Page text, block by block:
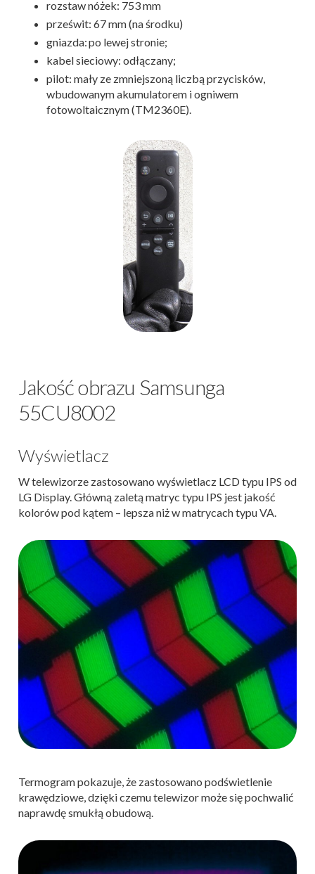
rozstaw nóżek: 753 mm
prześwit: 67 mm (na środku)
gniazda: po lewej stronie;
kabel sieciowy: odłączany;
pilot: mały ze zmniejszoną liczbą przycisków,
wbudowanym akumulatorem i ogniwem
fotowoltaicznym (TM2360E).
Jakość obrazu Samsunga
55CU8002
Wyświetlacz
W telewizorze zastosowano wyświetlacz LCD typu IPS od
LG Display. Główną zaletą matryc typu IPS jest jakość
kolorów pod kątem – lepsza niż w matrycach typu VA.
Termogram pokazuje, że zastosowano podświetlenie
krawędziowe, dzięki czemu telewizor może się pochwalić
naprawdę smukłą obudową.